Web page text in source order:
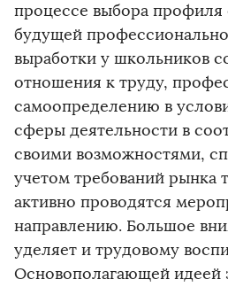
процессе выбора
будущей
выработки у школьников
отношения к труду,
самоопределению в
сферы деятельности в
своими возможностями,
учетом требований рынка
активно проводятся
направлению. Большое
уделяет и трудовому
Основополагающей идеей